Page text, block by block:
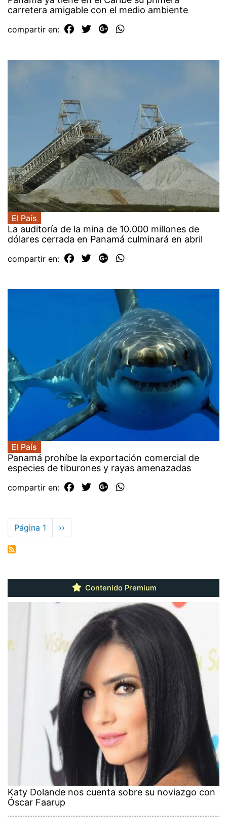
carretera amigable con el medio ambiente
compartir en:
El País
La auditoría de la mina de 10.000 millones de
dólares cerrada en Panamá culminará en abril
compartir en:
El País
Panamá prohíbe la exportación comercial de
especies de tiburones y rayas amenazadas
compartir en:
Paginación
Página 1
Siguiente
página
››
Contenido Premium
Katy Dolande nos cuenta sobre su noviazgo con
Óscar Faarup